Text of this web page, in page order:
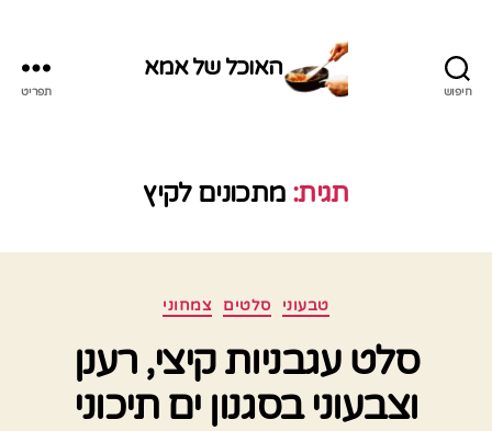
חיפוש
האוכל של אמא
תפריט
תגית: מתכונים לקיץ
קטגוריות טבעוני סלטים צמחוני
סלט עגבניות קיצי, רענן
וצבעוני בסגנון ים תיכוני